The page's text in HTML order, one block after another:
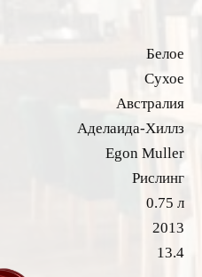
Белое
Сухое
Австралия
Аделаида-Хиллз
Egon Muller
Рислинг
0.75 л
2013
13.4